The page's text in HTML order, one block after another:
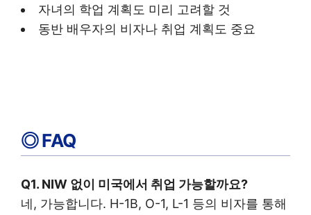
자녀의 학업 계획도 미리 고려할 것
동반 배우자의 비자나 취업 계획도 중요
◎ FAQ
Q1. NIW 없이 미국에서 취업 가능할까요?
네, 가능합니다. H-1B, O-1, L-1 등의 비자를 통해